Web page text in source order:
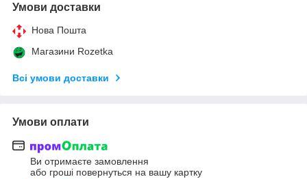
Умови доставки
Нова Пошта
Магазини Rozetka
Всі умови доставки
Умови оплати
Ви отримаєте замовлення
або гроші повернуться на вашу картку